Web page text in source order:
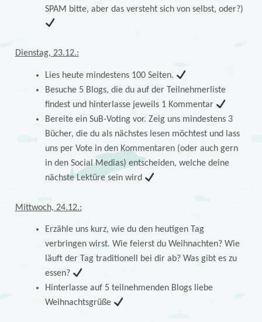
SPAM bitte, aber das versteht sich von selbst, oder?)
Dienstag, 23.12.:
Lies heute mindestens 100 Seiten.
Besuche 5 Blogs, die du auf der Teilnehmerliste
findest und hinterlasse jeweils 1 Kommentar
Bereite ein SuB-Voting vor. Zeig uns mindestens 3
Bücher, die du als nächstes lesen möchtest und lass
uns per Vote in den Kommentaren (oder auch gern
in den Social Medias) entscheiden, welche deine
nächste Lektüre sein wird
Mittwoch, 24.12.:
Erzähle uns kurz, wie du den heutigen Tag
verbringen wirst. Wie feierst du Weihnachten? Wie
läuft der Tag traditionell bei dir ab? Was gibt es zu
essen?
Hinterlasse auf 5 teilnehmenden Blogs liebe
Weihnachtsgrüße